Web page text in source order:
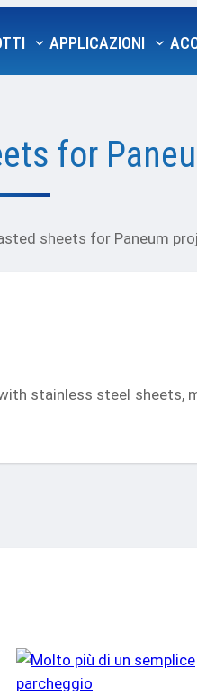
APPLICAZIONI
for
sheets for Paneum
stainless steel sheets,